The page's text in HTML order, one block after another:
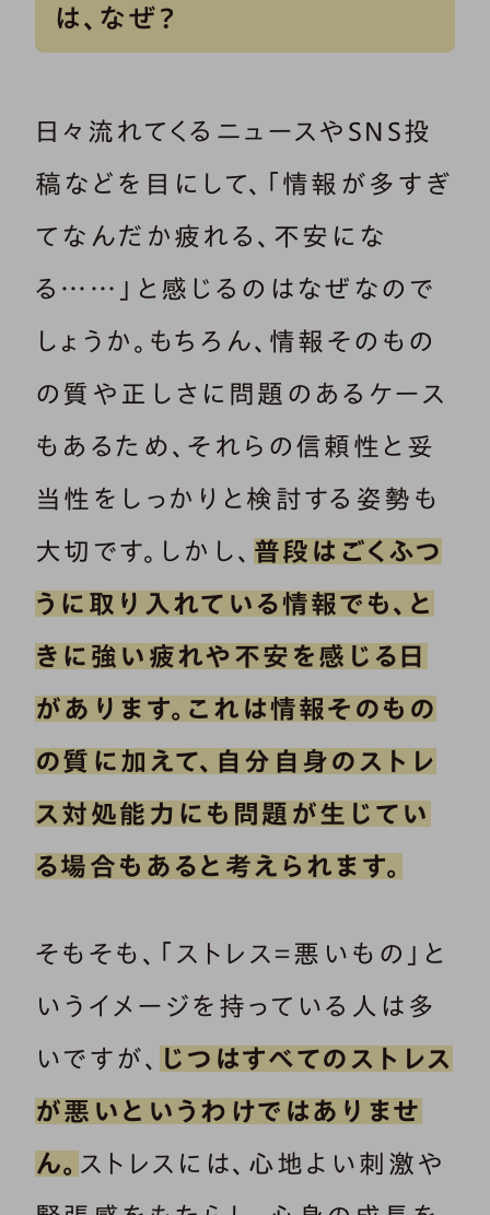
は、なぜ？
日々流れてくるニュースやSNS投
稿などを目にして、「情報が多すぎ
てなんだか疲れる、不安にな
る……」と感じるのはなぜなので
しょうか。もちろん、情報そのもの
の質や正しさに問題のあるケース
もあるため、それらの信頼性と妥
当性をしっかりと検討する姿勢も
大切です。しかし、 普段はごくふつ
うに取り入れている情報でも、と
きに強い疲れや不安を感じる日
があります。これは情報そのもの
の質に加えて、自分自身のストレ
ス対処能力にも問題が生じてい
る場合もあると考えられます。
そもそも、「ストレス＝悪いもの」と
いうイメージを持っている人は多
いですが、
じつはすべてのストレス
が悪いというわけではありませ
ん。 ストレスには、心地よい刺激や